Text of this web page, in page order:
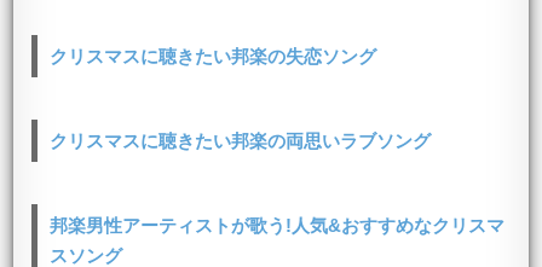
クリスマスに聴きたい邦楽の失恋ソング
クリスマスに聴きたい邦楽の両思いラブソング
邦楽男性アーティストが歌う!人気&おすすめなクリスマ
スソング